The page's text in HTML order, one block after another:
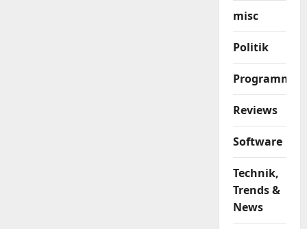
misc
Politik
Reviews
Software
Technik,
Trends &
News